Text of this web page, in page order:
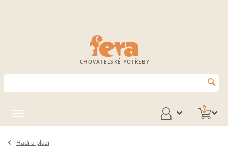
CHOVATELSKÉ POTŘEBY
0
Hadi a plazi